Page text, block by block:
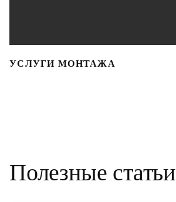
УСЛУГИ МОНТАЖА
Полезные статьи